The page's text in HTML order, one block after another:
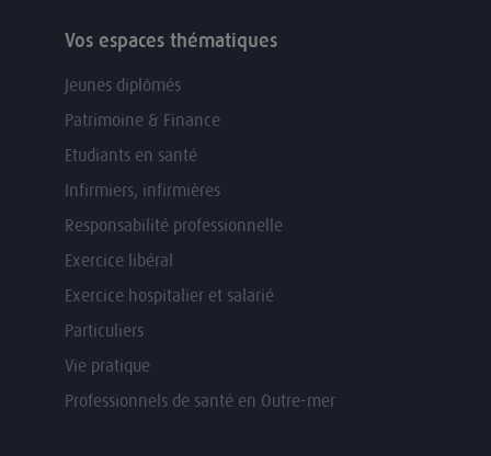
Vos espaces thématiques
Jeunes diplômés
Patrimoine & Finance
Etudiants en santé
Infirmiers, infirmières
Responsabilité professionnelle
Exercice libéral
Exercice hospitalier et salarié
Particuliers
Vie pratique
Professionnels de santé en Outre-mer